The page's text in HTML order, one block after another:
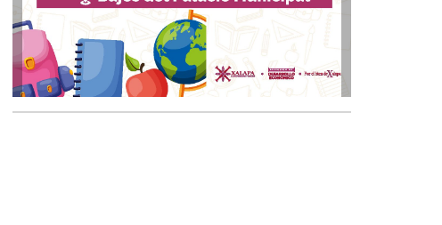
Ago 05, 2026 / 19:46
Entrega DIF Municipal de Veracruz cerca de 100
credenciales de discapacidad